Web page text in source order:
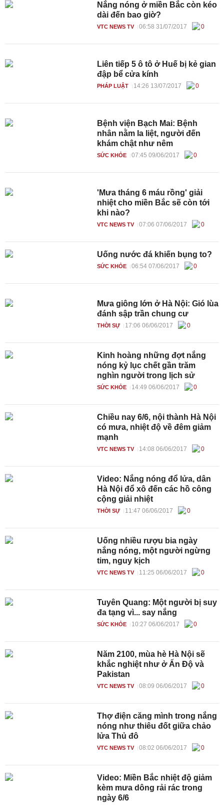
Nắng nóng ở miền Bắc còn kéo
dài đến bao giờ?
VTC NEWS TV 06:58 31/07/2017 0
Liên tiếp 5 ô tô ở Huế bị kẻ gian
đập bể cửa kính
PHÁP LUẬT 14:26 13/07/2017 0
Bệnh viện Bạch Mai: Bệnh
nhân nằm la liệt, người đến
khám chật như nêm
SỨC KHỎE 07:45 09/06/2017 0
'Mưa tháng 6 máu rồng' giải
nhiệt cho miền Bắc sẽ còn tới
khi nào?
VTC NEWS TV 07:06 07/06/2017 0
Uống nước đá khiến bụng to?
SỨC KHỎE 06:54 07/06/2017 0
Mưa giông lớn ở Hà Nội: Gió lùa
đánh sập trần chung cư
THỜI SỰ 17:06 06/06/2017 0
Kinh hoàng những đợt nắng
nóng kỷ lục chết gần trăm
nghìn người trong lịch sử
SỨC KHỎE 14:49 06/06/2017 0
Chiều nay 6/6, nội thành Hà Nội
có mưa, nhiệt độ về đêm giảm
mạnh
VTC NEWS TV 14:08 06/06/2017 0
Video: Nắng nóng đổ lửa, dân
Hà Nội đổ xô đến các hồ công
cộng giải nhiệt
THỜI SỰ 11:47 06/06/2017 0
Uống nhiều rượu bia ngày
nắng nóng, một người ngừng
tim, nguy kịch
VTC NEWS TV 11:25 06/06/2017 0
Tuyên Quang: Một người bị suy
đa tạng vì... say nắng
SỨC KHỎE 10:27 06/06/2017 0
Năm 2100, mùa hè Hà Nội sẽ
khắc nghiệt như ở Ấn Độ và
Pakistan
VTC NEWS TV 08:09 06/06/2017 0
Thợ điện căng mình trong nắng
nóng như thiêu đốt giữa chảo
lửa Thủ đô
VTC NEWS TV 08:02 06/06/2017 0
Video: Miền Bắc nhiệt độ giảm
kèm mưa dông rải rác trong
ngày 6/6